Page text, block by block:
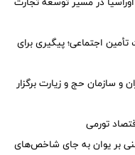
اجتماعی؛ پیگیری برای
و سازمان حج و زیارت برگزار
تورمی
بر یوان به جای شاخص‌های